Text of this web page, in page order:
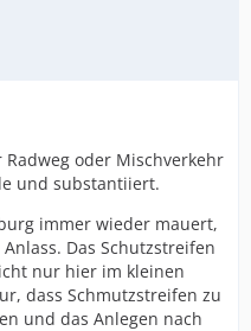
oder Mischverkehr
und substantiiert.
immer wieder mauert,
Das Schutzstreifen
nur hier im kleinen
dass Schmutzstreifen zu
und das Anlegen nach